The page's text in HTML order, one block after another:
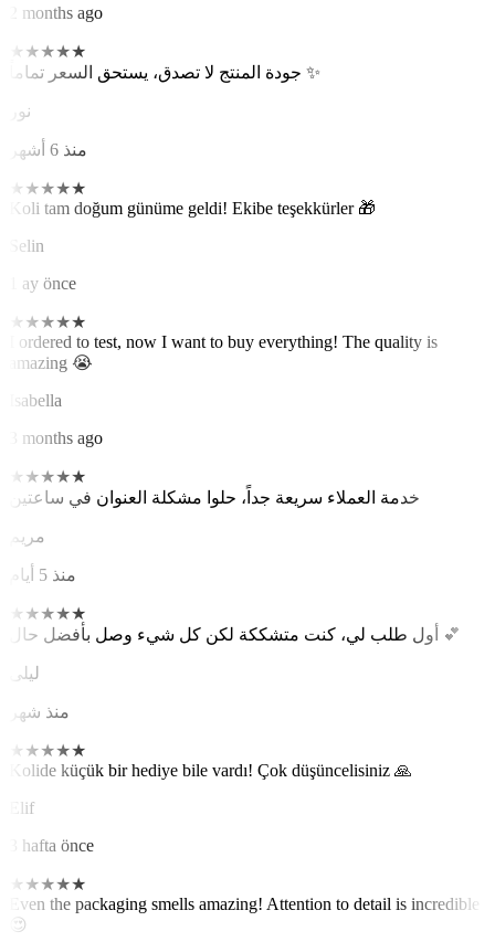
2 months ago
★ ★★★★
جودة المنتج لا تصدق، يستحق السعر تماماً ✨
نور
منذ 6 أشهر
★ ★★★★
Koli tam doğum günüme geldi! Ekibe teşekkürler 🎁
Selin
1 ay önce
★ ★★★★
I ordered to test, now I want to buy everything! The quality is
amazing 😭
Isabella
3 months ago
★ ★★★★
خدمة العملاء سريعة جداً، حلوا مشكلة العنوان في ساعتين
مريم
منذ 5 أيام
★ ★★★★
أول طلب لي، كنت متشككة لكن كل شيء وصل بأفضل حال 💕
ليلى
منذ شهر
★ ★★★★
Kolide küçük bir hediye bile vardı! Çok düşüncelisiniz 🙏
Elif
3 hafta önce
★ ★★★★
Even the packaging smells amazing! Attention to detail is incredible
😍